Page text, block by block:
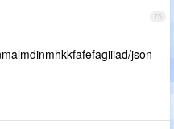
75
json-